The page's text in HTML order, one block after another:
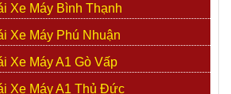
Xe Máy Bình Thạnh
Xe Máy Phú Nhuận
Xe Máy A1 Gò Vấp
Xe Máy A1 Thủ Đức